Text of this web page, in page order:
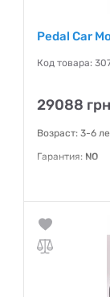
Pedal Car
Код товара:
29088 грн
Возраст: 3-6
Гарантия: NO